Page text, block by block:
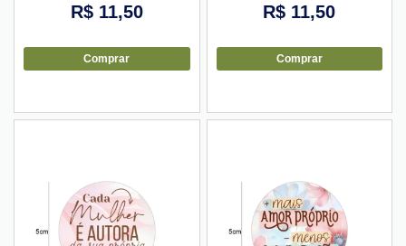
R$11,50
Comprar
R$ 11,50
Comprar